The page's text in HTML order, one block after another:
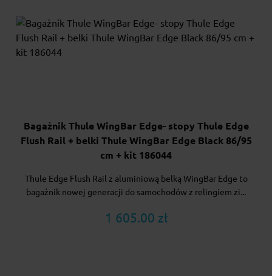
Bagażnik Thule WingBar Edge- stopy Thule Edge
Flush Rail + belki Thule WingBar Edge Black 86/95
cm + kit 186044
Thule Edge Flush Rail z aluminiową belką WingBar Edge to
bagażnik nowej generacji do samochodów z relingiem zi...
1 605.00 zł